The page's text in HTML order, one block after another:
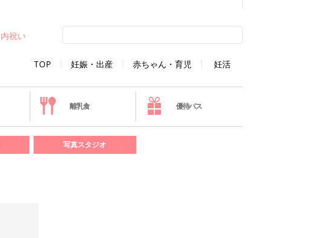
TOP 妊娠・出産 赤ちゃん・育児 妊活
内祝い
離乳食 優待パス
写真スタジオ